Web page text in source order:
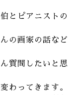
とピアニストの
の画家の話など
質問したいと思
わってきます。